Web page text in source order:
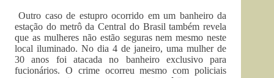
Outro caso de estupro ocorrido em um banheiro da
estação do metrô da Central do Brasil também revela
que as mulheres não estão seguras nem mesmo neste
local iluminado. No dia 4 de janeiro, uma mulher de
30 anos foi atacada no banheiro exclusivo para
fucionários. O crime ocorreu mesmo com policiais